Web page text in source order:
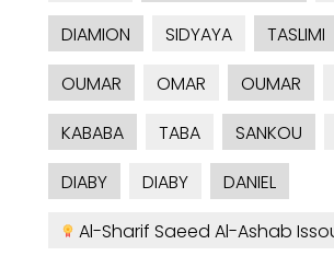
DIAMION
SIDYAYA TASLIMI
OUMAR
OMAR OUMAR
KABABA
TABA SANKOU
DIABY
DIABY
DANIEL
Al-Sharif Saeed Al-Ashab